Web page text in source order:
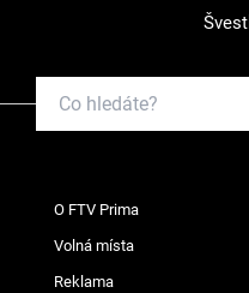
O FTV Prima
Volná místa
Reklama